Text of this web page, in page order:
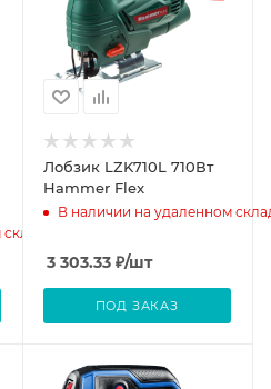
Лобзик LZK710L 710Вт
Hammer Flex
В наличии на удаленном
3 303.33₽/шт
ПОД ЗАКАЗ